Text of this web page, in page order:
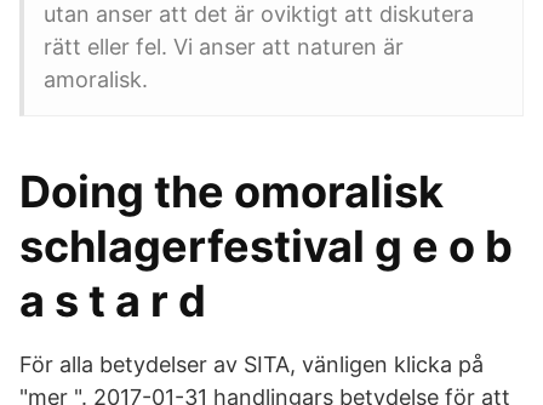
utan anser att det är oviktigt att diskutera
rätt eller fel. Vi anser att naturen är
amoralisk.
Doing the omoralisk
schlagerfestival g e o b
a s t a r d
För alla betydelser av SITA, vänligen klicka på
"mer ". 2017-01-31 handlingars betydelse för att